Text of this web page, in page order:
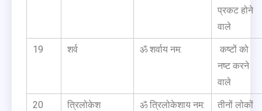
प्रकट होने
वाले
19 शर्व ॐ शर्वाय नम:
कष्टों को
नष्ट करने
वाले
20 त्रिलोकेश ॐ त्रिलोकेशाय नम:
तीनों लोकों